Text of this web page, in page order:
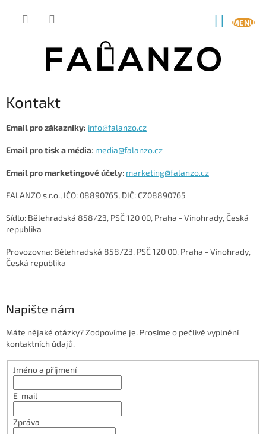
Kontakt
Email pro zákazníky: info@falanzo.cz
Email pro tisk a média: media@falanzo.cz
Email pro marketingové účely: marketing@falanzo.cz
FALANZO s.r.o., IČO: 08890765, DIČ: CZ08890765
Sídlo: Bělehradská 858/23, PSČ 120 00, Praha - Vinohrady, Česká
republika
Provozovna: Bělehradská 858/23, PSČ 120 00, Praha - Vinohrady,
Česká republika
Napište nám
Máte nějaké otázky? Zodpovíme je. Prosíme o pečlivé vyplnění
kontaktních údajů.
Jméno a příjmení
E-mail
Zpráva